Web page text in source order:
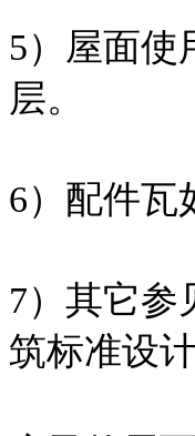
5）屋面使
层。
6）配件瓦
7）其它参
筑标准设